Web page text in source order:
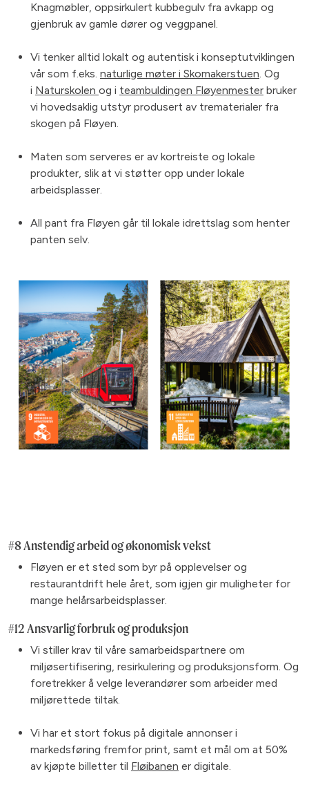
Knagmøbler, oppsirkulert kubbegulv fra avkapp og
gjenbruk av gamle dører og veggpanel.
Vi tenker alltid lokalt og autentisk i konseptutviklingen
vår som f.eks. naturlige møter i Skomakerstuen. Og
i Naturskolen og i teambuldingen Fløyenmester bruker
vi hovedsaklig utstyr produsert av trematerialer fra
skogen på Fløyen.
Maten som serveres er av kortreiste og lokale
produkter, slik at vi støtter opp under lokale
arbeidsplasser.
All pant fra Fløyen går til lokale idrettslag som henter
panten selv.
#8 Anstendig arbeid og økonomisk vekst
Fløyen er et sted som byr på opplevelser og
restaurantdrift hele året, som igjen gir muligheter for
mange helårsarbeidsplasser.
#12 Ansvarlig forbruk og produksjon
Vi stiller krav til våre samarbeidspartnere om
miljøsertifisering, resirkulering og produksjonsform. Og
foretrekker å velge leverandører som arbeider med
miljørettede tiltak.
Vi har et stort fokus på digitale annonser i
markedsføring fremfor print, samt et mål om at 50%
av kjøpte billetter til Fløibanen er digitale.